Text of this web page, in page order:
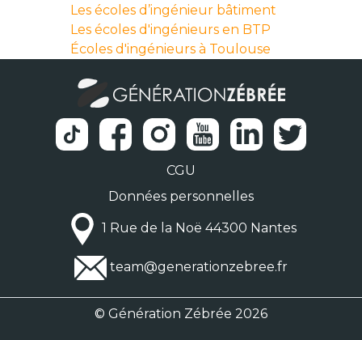
Les écoles d’ingénieur bâtiment
Les écoles d'ingénieurs en BTP
Écoles d'ingénieurs à Toulouse
CGU
Données personnelles
1 Rue de la Noë 44300 Nantes
team@generationzebree.fr
© Génération Zébrée 2026